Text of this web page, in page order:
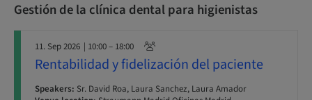
Gestión de la clínica dental para higienistas
11. Sep 2026 | 10:00 – 18:00
Rentabilidad y fidelización del paciente
Speakers: Sr. David Roa, Laura Sanchez, Laura Amador